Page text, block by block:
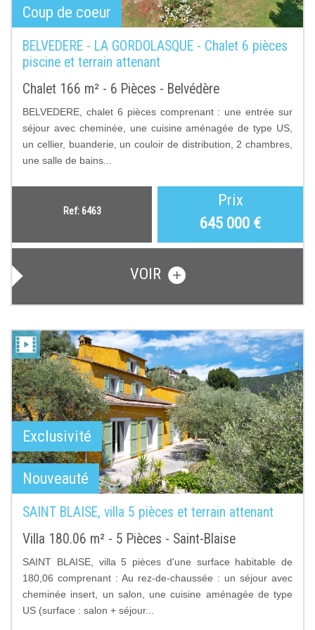
Coup de coeur
BELVEDERE - LA GORDOLASQUE - Chalet 6 pièces
piscine et terrain attenant
Chalet 166 m² - 6 Pièces - Belvédère
BELVEDERE, chalet 6 pièces comprenant : une entrée sur
séjour avec cheminée, une cuisine aménagée de type US,
un cellier, buanderie, un couloir de distribution, 2 chambres,
une salle de bains...
Ref: 6463
Prix
645 000 €
VOIR
Exclusivité
Nouveauté
SAINT BLAISE, villa 5 pièces et terrain attenant
Villa 180.06 m² - 5 Pièces - Saint-Blaise
SAINT BLAISE, villa 5 pièces d'une surface habitable de
180,06 comprenant : Au rez-de-chaussée : un séjour avec
cheminée insert, un salon, une cuisine aménagée de type
US (surface : salon + séjour...